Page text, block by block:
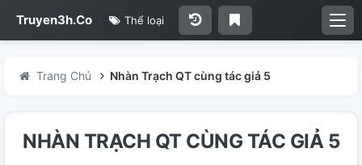
Truyen3h.Co Thể loại
Trang Chủ Nhàn Trạch QT cùng tác giả 5
NHÀN TRẠCH QT CÙNG TÁC GIẢ 5